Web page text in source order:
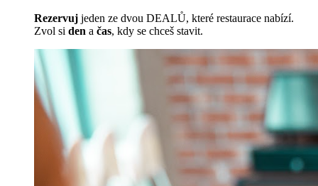
Rezervuj jeden ze dvou DEALŮ, které restaurace nabízí.
Zvol si den a čas, kdy se chceš stavit.